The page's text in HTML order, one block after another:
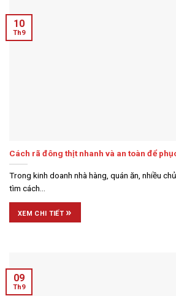
Cách rã đông thịt nhanh và an toàn để
Trong kinh doanh nhà hàng, quán ăn, nhiều
tìm cách...
XEM CHI TIẾT »
10
Th9
09
Th9